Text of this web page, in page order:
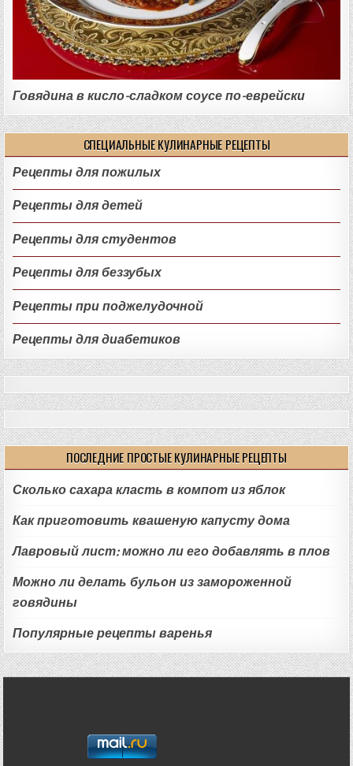
Говядина в кисло-сладком соусе по-еврейски
СПЕЦИАЛЬНЫЕ КУЛИНАРНЫЕ РЕЦЕПТЫ
Рецепты для пожилых
Рецепты для детей
Рецепты для студентов
Рецепты для беззубых
Рецепты при поджелудочной
Рецепты для диабетиков
ПОСЛЕДНИЕ ПРОСТЫЕ КУЛИНАРНЫЕ РЕЦЕПТЫ
Сколько сахара класть в компот из яблок
Как приготовить квашеную капусту дома
Лавровый лист: можно ли его добавлять в плов
Можно ли делать бульон из замороженной
говядины
Популярные рецепты варенья